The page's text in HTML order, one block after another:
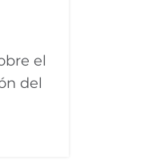
el
del